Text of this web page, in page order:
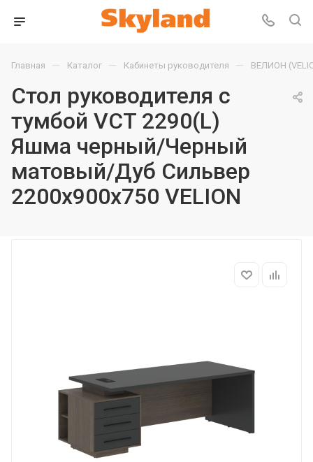
Главная — Каталог — Кабинеты руководителя — ВЕЛИОН
Стол руководителя с
тумбой VCT 2290(L)
Яшма черный/Черный
матовый/Дуб Сильвер
2200х900х750 VELION